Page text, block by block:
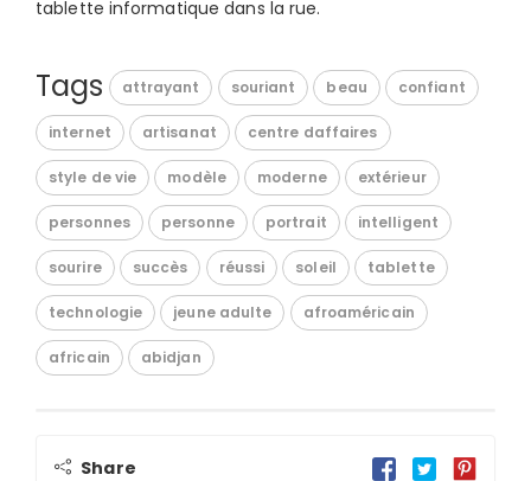
tablette informatique dans la rue.
Tags attrayant souriant beau confiant
internet artisanat centre daffaires
style de vie modèle moderne extérieur
personnes personne portrait intelligent
sourire succès réussi soleil tablette
technologie jeune adulte afroaméricain
africain abidjan
Share